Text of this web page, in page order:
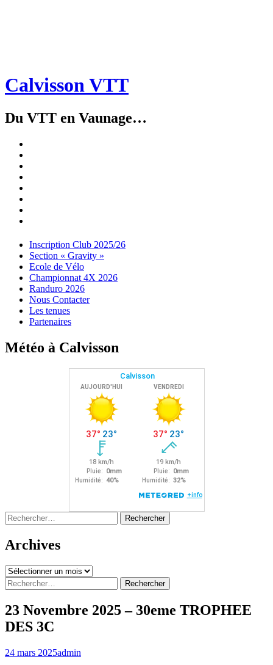
Calvisson VTT
Du VTT en Vaunage…
Menu
Widgets
Recherche
Aller
contenu
Inscription Club 2025/26
Section « Gravity »
Ecole de Vélo
Championnat 4X 2026
Randuro 2026
Nous Contacter
Les tenues
Partenaires
Météo à Calvisson
Rechercher :
Archives
Archives
Rechercher :
23 Novembre 2025 – 30eme TROPHEE
DES 3C
24 mars 2025admin